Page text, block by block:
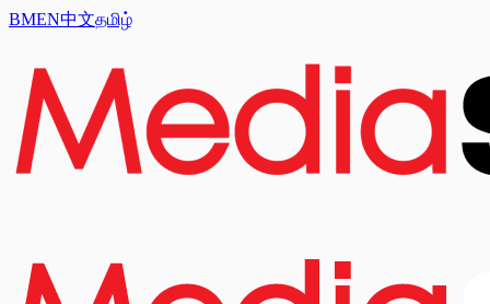
BMEN中文தமிழ்